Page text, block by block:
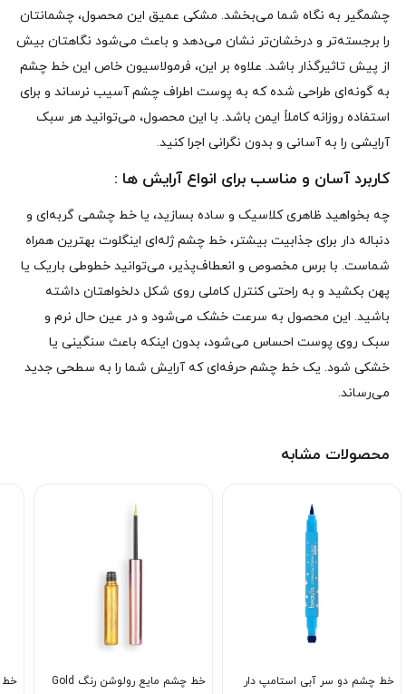
چشمگیر به نگاه شما می‌بخشد. مشکی عمیق این محصول، چشمانتان
را برجسته‌تر و درخشان‌تر نشان می‌دهد و باعث می‌شود نگاهتان بیش
از پیش تاثیرگذار باشد. علاوه بر این، فرمولاسیون خاص این خط چشم
به گونه‌ای طراحی شده که به پوست اطراف چشم آسیب نرساند و برای
استفاده روزانه کاملاً ایمن باشد. با این محصول، می‌توانید هر سبک
آرایشی را به آسانی و بدون نگرانی اجرا کنید.
کاربرد آسان و مناسب برای انواع آرایش‌ ها :
چه بخواهید ظاهری کلاسیک و ساده بسازید، یا خط چشمی گربه‌ای و
دنباله‌ دار برای جذابیت بیشتر، خط چشم ژله‌ای اینگلوت بهترین همراه
شماست. با برس مخصوص و انعطاف‌پذیر، می‌توانید خطوطی باریک یا
پهن بکشید و به راحتی کنترل کاملی روی شکل دلخواهتان داشته
باشید. این محصول به سرعت خشک می‌شود و در عین حال نرم و
سبک روی پوست احساس می‌شود، بدون اینکه باعث سنگینی یا
خشکی شود. یک خط چشم حرفه‌ای که آرایش شما را به سطحی جدید
می‌رساند.
محصولات مشابه
خط چشم دو سر آبی استامپ دار
خط چشم مایع رولوشن رنگ Gold
خط